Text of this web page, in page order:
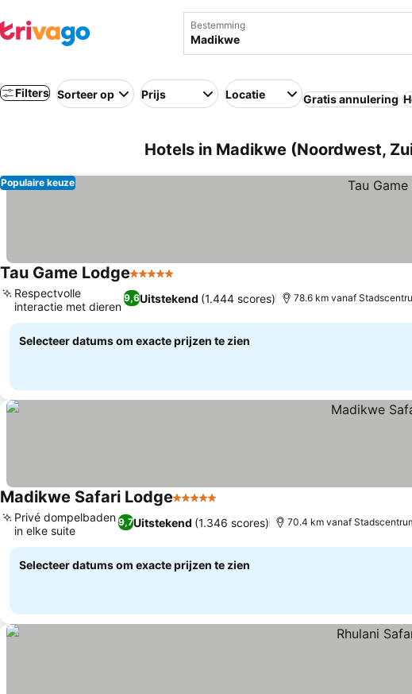
Bestemming
Filters Sorteer op Prijs Locatie Gratis annulering
Hotels in Madikwe (Noordwest,
Populaire keuze
Tau Game Lodge5 Sterren
9,6Uitstekend (1.444 scores)
Respectvolle
interactie met dieren
78.6 km vanaf
Selecteer datums om exacte prijzen te zien
Madikwe Safari Lodge5 Sterren
9,7Uitstekend (1.346 scores)
Privé dompelbaden
in elke suite
70.4 km vanaf
Selecteer datums om exacte prijzen te zien